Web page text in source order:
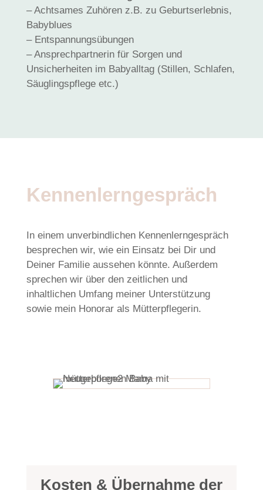
– Achtsames Zuhören z.B. zu Geburtserlebnis,
Babyblues
– Entspannungsübungen
– Ansprechpartnerin für Sorgen und
Unsicherheiten im Babyalltag (Stillen, Schlafen,
Säuglingspflege etc.)
Kennenlerngespräch
In einem unverbindlichen Kennenlerngespräch
besprechen wir, wie ein Einsatz bei Dir und
Deiner Familie aussehen könnte. Außerdem
sprechen wir über den zeitlichen und
inhaltlichen Umfang meiner Unterstützung
sowie mein Honorar als Mütterpflegerin.
Kosten & Übernahme der